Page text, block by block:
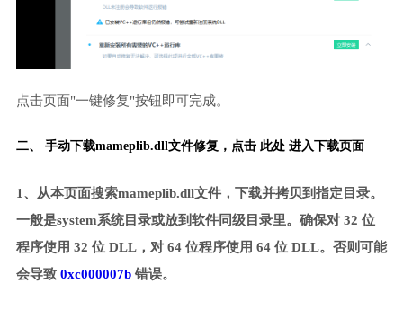
点击页面"一键修复"按钮即可完成。
二、 手动下载mameplib.dll文件修复， 点击 此处 进入下载页面
1、从本页面搜索mameplib.dll文件，下载并拷贝到指定目录。
一般是system系统目录或放到软件同级目录里。确保对 32 位
程序使用 32 位 DLL，对 64 位程序使用 64 位 DLL。否则可能
会导致 0xc000007b错误。